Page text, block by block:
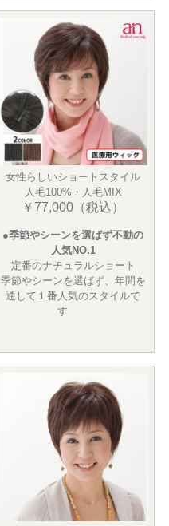
女性らしいショートスタイル
人毛100%・人毛MIX
￥77,000（税込）
●季節やシーンを選ばず不動の
人気NO.1
定番のナチュラルショート
季節やシーンを選ばず、年間を
通して１番人気のスタイルで
す